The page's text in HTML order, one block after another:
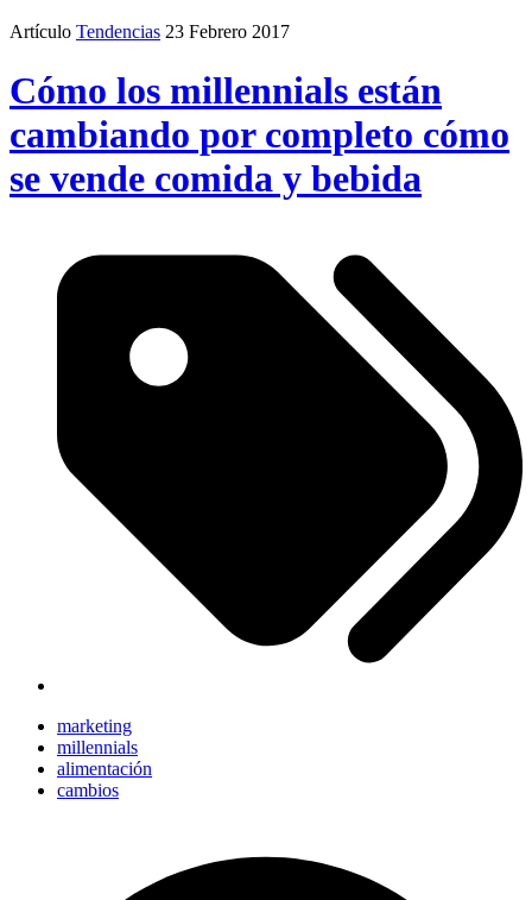
Artículo Tendencias 23 Febrero 2017
Cómo los millennials están
cambiando por completo cómo
se vende comida y bebida
marketing
millennials
alimentación
cambios